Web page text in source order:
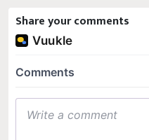
Share your comments